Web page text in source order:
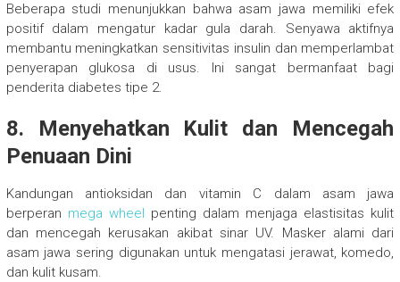
Beberapa studi menunjukkan bahwa asam jawa memiliki efek
positif dalam mengatur kadar gula darah. Senyawa aktifnya
membantu meningkatkan sensitivitas insulin dan memperlambat
penyerapan glukosa di usus. Ini sangat bermanfaat bagi
penderita diabetes tipe 2.
8. Menyehatkan Kulit dan Mencegah
Penuaan Dini
Kandungan antioksidan dan vitamin C dalam asam jawa
berperan mega wheel
penting dalam menjaga elastisitas kulit
dan mencegah kerusakan akibat sinar UV. Masker alami dari
asam jawa sering digunakan untuk mengatasi jerawat, komedo,
dan kulit kusam.